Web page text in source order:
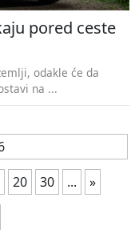
pored ceste
odakle će da
na ...
20 30 ...
»